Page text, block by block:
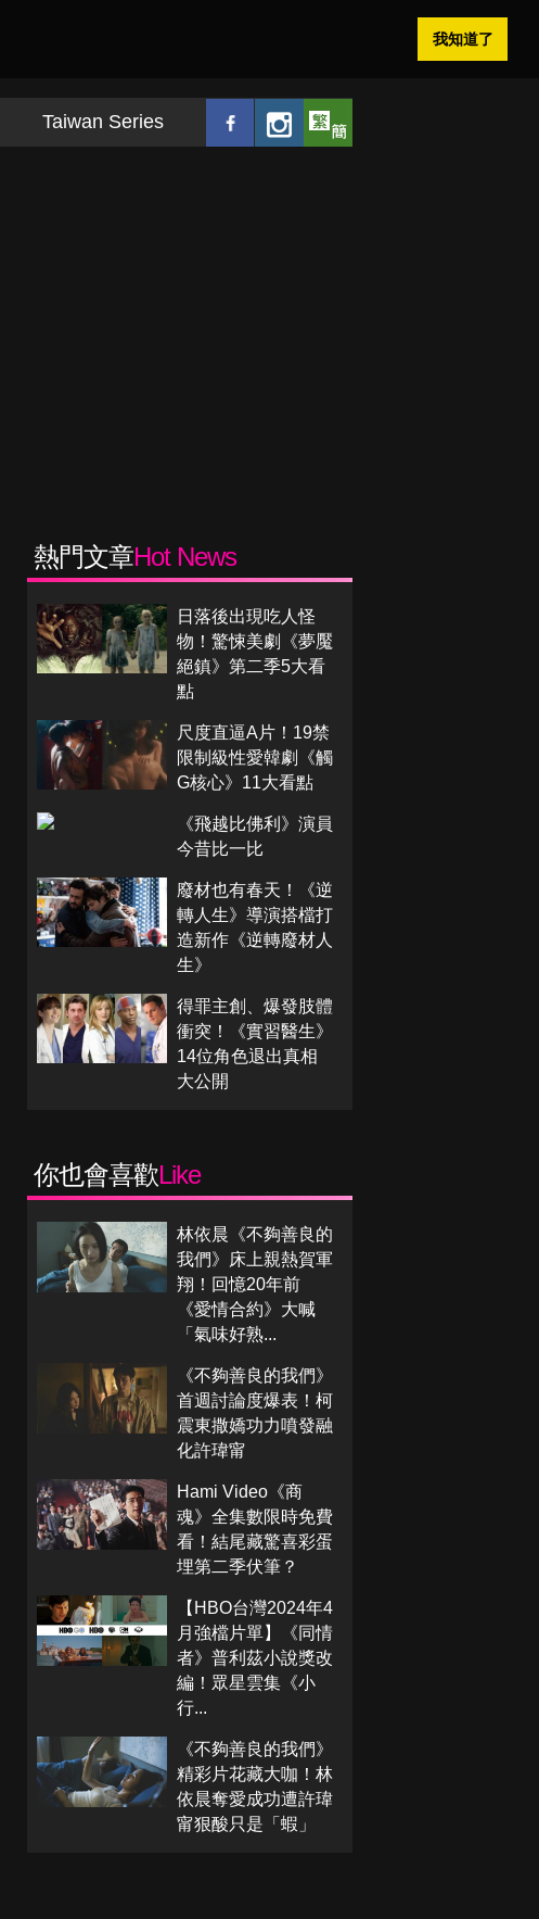
我知道了
Taiwan Series
熱門文章Hot News
日落後出現吃人怪
物！驚悚美劇《夢魘
絕鎮》第二季5大看
點
尺度直逼A片！19禁
限制級性愛韓劇《觸
G核心》11大看點
《飛越比佛利》演員
今昔比一比
廢材也有春天！《逆
轉人生》導演搭檔打
造新作《逆轉廢材人
生》
得罪主創、爆發肢體
衝突！《實習醫生》
14位角色退出真相
大公開
你也會喜歡Like
林依晨《不夠善良的
我們》床上親熱賀軍
翔！回憶20年前
《愛情合約》大喊
「氣味好熟...
《不夠善良的我們》
首週討論度爆表！柯
震東撒嬌功力噴發融
化許瑋甯
Hami Video《商
魂》全集數限時免費
看！結尾藏驚喜彩蛋
埋第二季伏筆？
【HBO台灣2024年4
月強檔片單】《同情
者》普利茲小說獎改
編！眾星雲集《小
行...
《不夠善良的我們》
精彩片花藏大咖！林
依晨奪愛成功遭許瑋
甯狠酸只是「蝦」